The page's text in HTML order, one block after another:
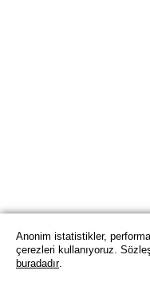
Anonim istatistikler,
çerezleri kullanıyoruz.
buradadır.